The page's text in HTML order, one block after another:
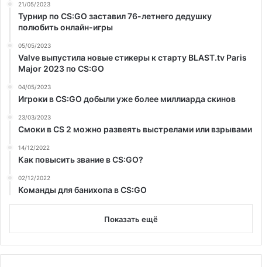
21/05/2023
Турнир по CS:GO заставил 76-летнего дедушку
полюбить онлайн-игры
05/05/2023
Valve выпустила новые стикеры к старту BLAST.tv Paris
Major 2023 по CS:GO
04/05/2023
Игроки в CS:GO добыли уже более миллиарда скинов
23/03/2023
Смоки в CS 2 можно развеять выстрелами или взрывами
14/12/2022
Как повысить звание в CS:GO?
02/12/2022
Команды для банихопа в CS:GO
Показать ещё